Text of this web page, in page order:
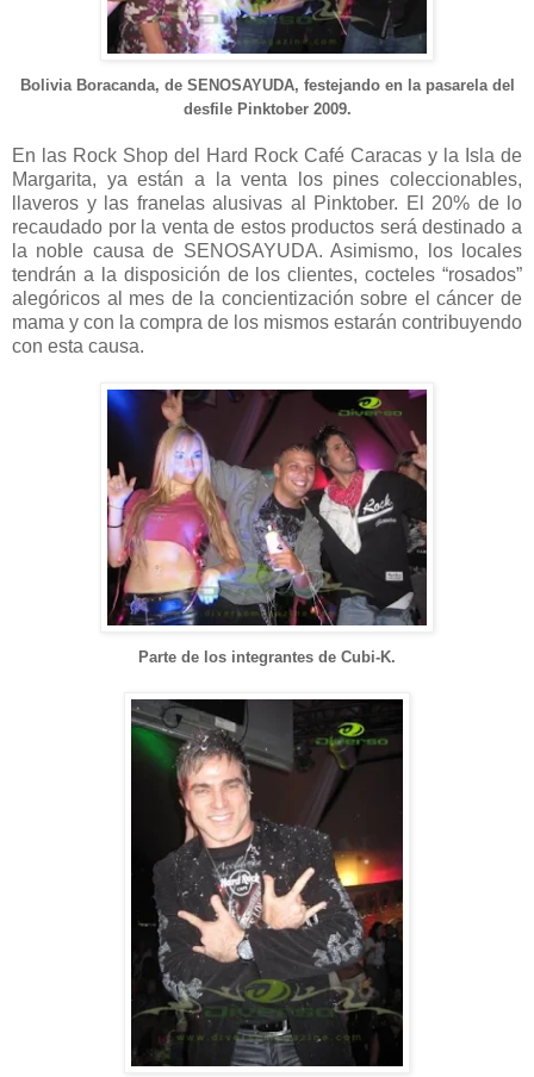
Bolivia Boracanda, de SENOSAYUDA, festejando en la pasarela del
desfile Pinktober 2009.
En las Rock Shop del Hard Rock Café Caracas y la Isla de
Margarita, ya están a la venta los pines coleccionables,
llaveros y las franelas alusivas al Pinktober. El 20% de lo
recaudado por la venta de estos productos será destinado a
la noble causa de SENOSAYUDA. Asimismo, los locales
tendrán a la disposición de los clientes, cocteles “rosados”
alegóricos al mes de la concientización sobre el cáncer de
mama y con la compra de los mismos estarán contribuyendo
con esta causa.
Parte de los integrantes de Cubi-K.